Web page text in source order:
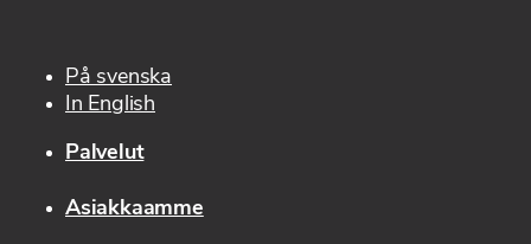
På svenska
In English
Palvelut
Asiakkaamme